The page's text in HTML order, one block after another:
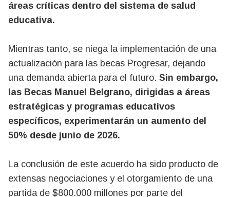
áreas críticas dentro del sistema de salud
educativa.
Mientras tanto, se niega la implementación de una
actualización para las becas Progresar, dejando
una demanda abierta para el futuro. Sin embargo,
las Becas Manuel Belgrano, dirigidas a áreas
estratégicas y programas educativos
específicos, experimentarán un aumento del
50% desde junio de 2026.
La conclusión de este acuerdo ha sido producto de
extensas negociaciones y el otorgamiento de una
partida de $800.000 millones por parte del